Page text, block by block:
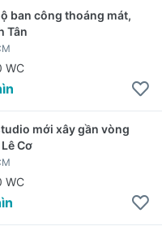
ban công thoáng mát,
Tân
WC
mới xây gần vòng
Cơ
WC